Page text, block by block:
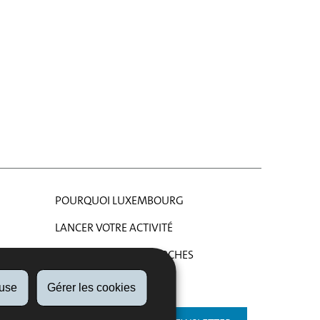
Gérer les cookies
POURQUOI LUXEMBOURG
LANCER VOTRE ACTIVITÉ
FORMALITÉS & DÉMARCHES
AIDE